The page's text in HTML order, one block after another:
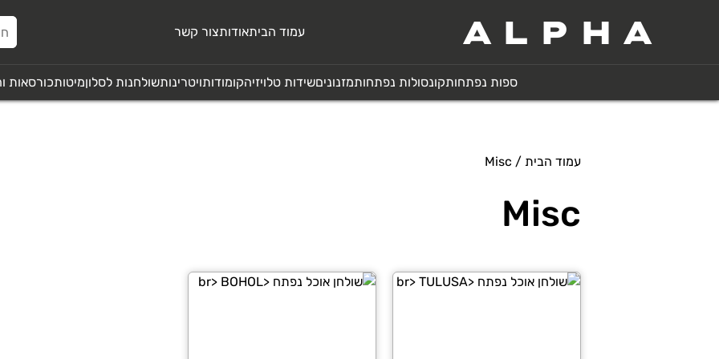
ALPHA עמוד הביתאודותצור קשר
ספות נפתחותקונסולות נפתחותמזנוניםשידות טלויזיהקומודותויטרינותשולחנות לסלוןמיטותכורסאות
עמוד הבית / Misc
Misc